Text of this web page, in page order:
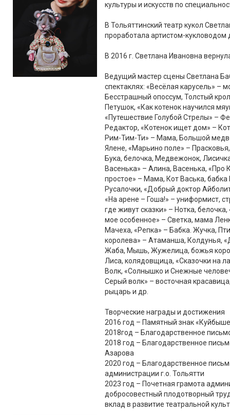
культуры и искусств по
В Тольяттинский театр кукол
проработала артистом-кукловодом
В 2016 г. Светлана Ивановна
Ведущий мастер сцены Светлана
спектаклях: «Весёлая карусель» –
Бесстрашный опоссум, Толстый
Петушок, «Как котенок научился
«Путешествие Голубой Стрелы» –
Редактор, «Котенок ищет дом» –
Рим-Тим-Ти» – Мама, Большой
Ялене, «Марьино поле» –
Бука, белочка, Медвежонок,
Васенька» – Алина, Васенька, «Про
простое» – Мама, Кот Васька,
Русалочки, «Добрый доктор
«На арене – Гоша!» – униформист,
где живут сказки» – Нотка,
мое особенное» – Светка, мама
Мачеха, «Репка» – Бабка. Жучка,
королева» – Атаманша, Колдунья,
Жаба, Мышь, Жужелица, божья
Лиса, колядовщица, «Сказочки на
Волк, «Солнышко и Снежные
Серый волк» – восточная
рыцарь и др.
Творческие награды и достижения
2016 год – Памятный знак
2018год – Благодарственное
2018 год – Благодарственное
Азарова
2020 год – Благодарственное
администрации г.о. Тольятти
2023 год – Почетная грамота
добросовестный плодотворный
вклад в развитие театральной